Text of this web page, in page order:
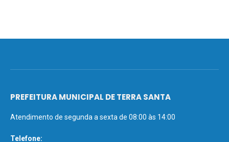
PREFEITURA MUNICIPAL DE TERRA SANTA
Atendimento de segunda a sexta de 08:00 às 14:00
Telefone: